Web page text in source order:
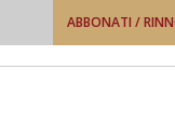
ABBONATI /